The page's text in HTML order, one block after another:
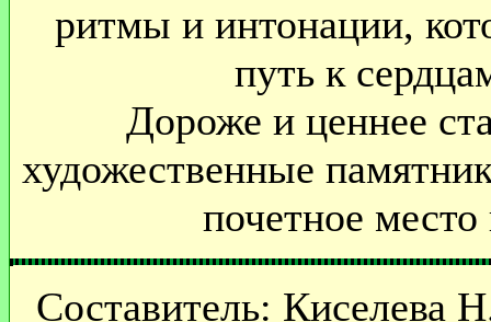
ритмы и интонации,
путь к
Дороже и ценнее
художественные
почетное
Составитель: Киселева